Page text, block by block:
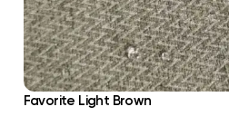
Favorite Light Brown